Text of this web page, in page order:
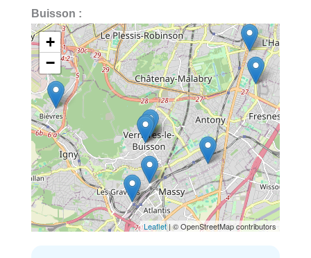
Buisson :
+
−
Leaflet| © OpenStreetMap contributors